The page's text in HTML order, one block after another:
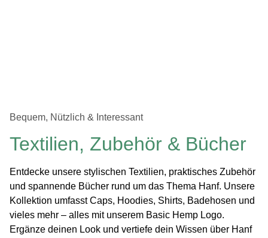
Bequem, Nützlich & Interessant
Textilien, Zubehör & Bücher
Entdecke unsere stylischen Textilien, praktisches Zubehör
und spannende Bücher rund um das Thema Hanf. Unsere
Kollektion umfasst Caps, Hoodies, Shirts, Badehosen und
vieles mehr – alles mit unserem Basic Hemp Logo.
Ergänze deinen Look und vertiefe dein Wissen über Hanf